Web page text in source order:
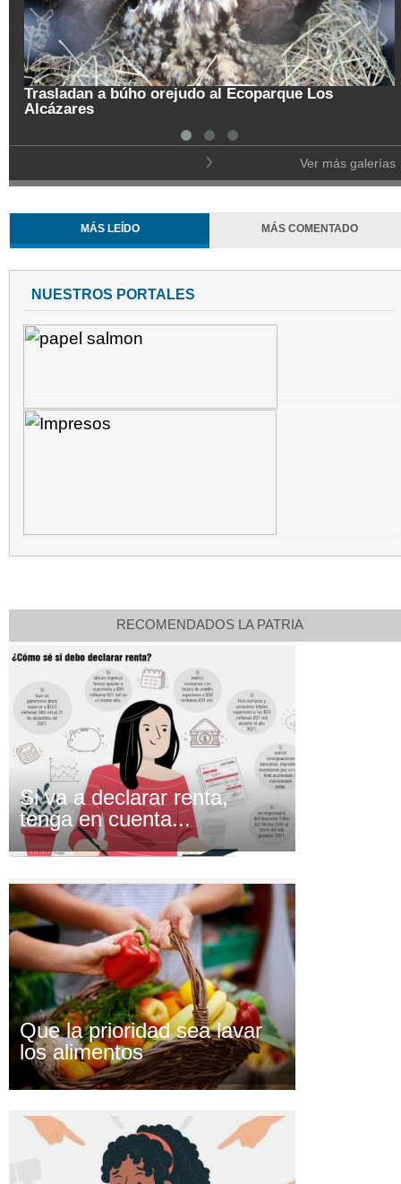
Trasladan a búho orejudo al Ecoparque Los
Alcázares
Ver más galerías
MÁS LEÍDO MÁS COMENTADO
NUESTROS PORTALES
RECOMENDADOS LA PATRIA
Si va a declarar renta,
tenga en cuenta...
Que la prioridad sea lavar
los alimentos